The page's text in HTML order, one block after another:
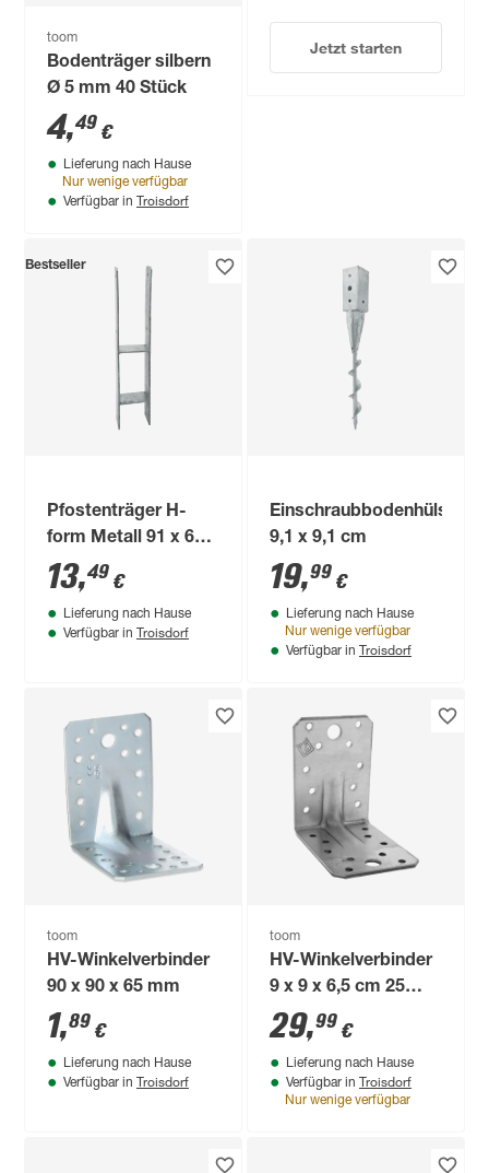
toom
Bodenträger silbern
Ø 5 mm 40 Stück
4,49 €
Lieferung nach Hause
Nur wenige verfügbar
Verfügbar in Troisdorf
Jetzt starten
Bestseller
Pfostenträger H-
form Metall 91 x 600
mm
13,49 €
Lieferung nach Hause
Verfügbar in Troisdorf
Einschraubbodenhülse
9,1 x 9,1 cm
19,99 €
Lieferung nach Hause
Nur wenige verfügbar
Verfügbar in Troisdorf
toom
HV-Winkelverbinder
90 x 90 x 65 mm
1,89 €
Lieferung nach Hause
Verfügbar in Troisdorf
toom
HV-Winkelverbinder
9 x 9 x 6,5 cm 25
Stück
29,99 €
Lieferung nach Hause
Verfügbar in Troisdorf
Nur wenige verfügbar